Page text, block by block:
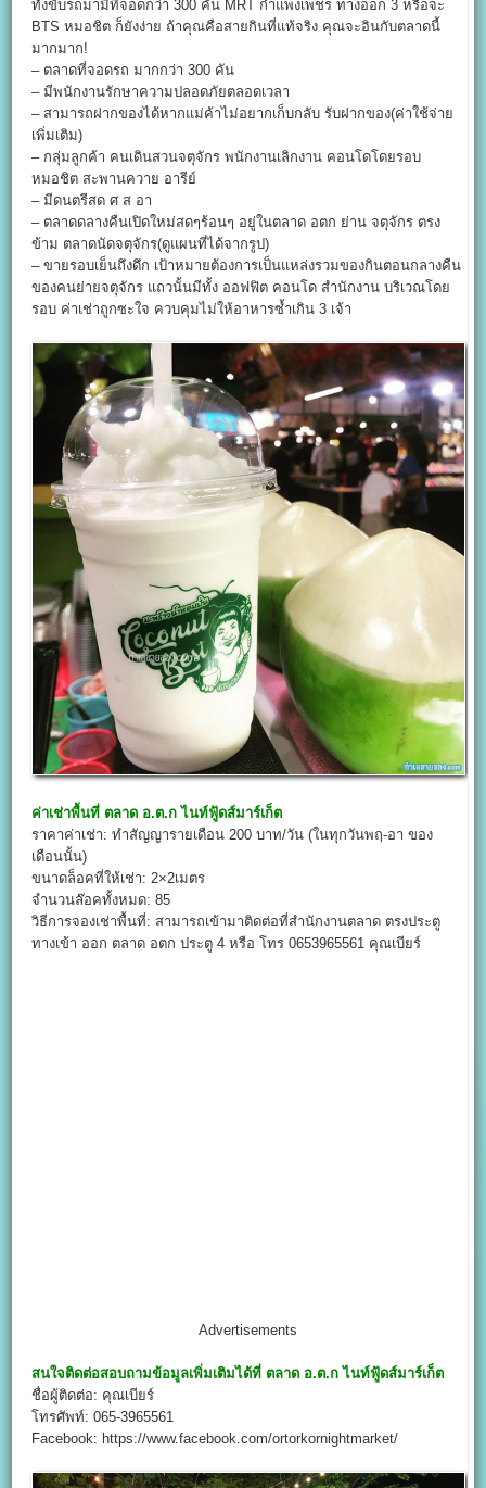
ทั้งขับรถมามีที่จอดกว่า 300 คัน MRT กำแพงเพชร ทางออก 3 หรือจะ
BTS หมอชิต ก็ยังง่าย ถ้าคุณคือสายกินที่แท้จริง คุณจะอินกับตลาดนี้
มากมาก!
– ตลาดที่จอดรถ มากกว่า 300 คัน
– มีพนักงานรักษาความปลอดภัยตลอดเวลา
– สามารถฝากของได้หากแม่ค้าไม่อยากเก็บกลับ รับฝากของ(ค่าใช้จ่าย
เพิ่มเติม)
– กลุ่มลูกค้า คนเดินสวนจตุจักร พนักงานเลิกงาน คอนโดโดยรอบ
หมอชิต สะพานควาย อารีย์
– มีดนตรีสด ศ ส อา
– ตลาดดลางคืนเปิดใหม่สดๆร้อนๆ อยู่ในตลาด อตก ย่าน จตุจักร ตรง
ข้าม ตลาดนัดจตุจักร(ดูแผนที่ได้จากรูป)
– ขายรอบเย็นถึงดึก เป้าหมายต้องการเป็นแหล่งรวมของกินตอนกลางคืน
ของคนย่ายจตุจักร แถวนั้นมีทั้ง ออฟฟิต คอนโด สำนักงาน บริเวณโดย
รอบ ค่าเช่าถูกซะใจ ควบคุมไม่ให้อาหารซ้ำเกิน 3 เจ้า
ค่าเช่าพื้นที่ ตลาด อ.ต.ก ไนท์ฟู้ดส์มาร์เก็ต
ราคาค่าเช่า: ทำสัญญารายเดือน 200 บาท/วัน (ในทุกวันพฤ-อา ของ
เดือนนั้น)
ขนาดล็อคที่ให้เช่า: 2×2เมตร
จำนวนล๊อคทั้งหมด: 85
วิธีการจองเช่าพื้นที่: สามารถเข้ามาติดต่อที่สำนักงานตลาด ตรงประตู
ทางเข้า ออก ตลาด อตก ประตู 4 หรือ โทร 0653965561 คุณเบียร์
Advertisements
สนใจติดต่อสอบถามข้อมูลเพิ่มเติมได้ที่ ตลาด อ.ต.ก ไนท์ฟู้ดส์มาร์เก็ต
ชื่อผู้ติดต่อ: คุณเบียร์
โทรศัพท์: 065-3965561
Facebook: https://www.facebook.com/ortorkornightmarket/